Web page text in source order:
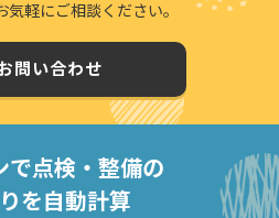
軽にご相談ください。
問い合わせ
で点検・整備の
を自動計算